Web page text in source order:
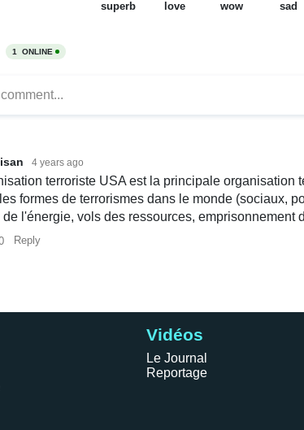
Vidéos
Le Journal
Reportage